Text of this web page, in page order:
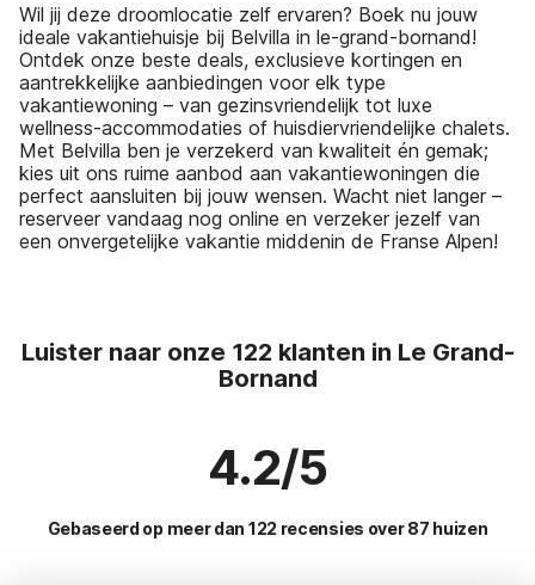
Wil jij deze droomlocatie zelf ervaren? Boek nu jouw
ideale vakantiehuisje bij Belvilla in le-grand-bornand!
Ontdek onze beste deals, exclusieve kortingen en
aantrekkelijke aanbiedingen voor elk type
vakantiewoning – van gezinsvriendelijk tot luxe
wellness-accommodaties of huisdiervriendelijke chalets.
Met Belvilla ben je verzekerd van kwaliteit én gemak;
kies uit ons ruime aanbod aan vakantiewoningen die
perfect aansluiten bij jouw wensen. Wacht niet langer –
reserveer vandaag nog online en verzeker jezelf van
een onvergetelijke vakantie middenin de Franse Alpen!
Luister naar onze 122 klanten in Le Grand-
Bornand
4.2/5
Gebaseerd op meer dan 122 recensies over 87 huizen